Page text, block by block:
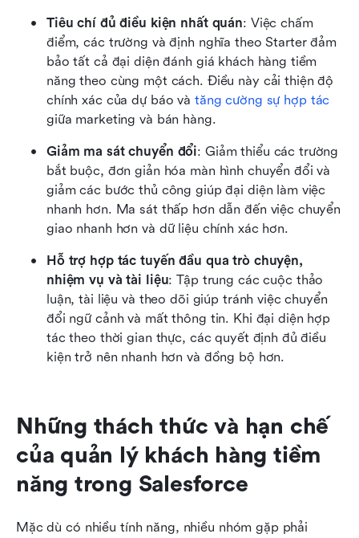
Tiêu chí đủ điều kiện nhất quán: Việc chấm
điểm, các trường và định nghĩa theo Starter đảm
bảo tất cả đại diện đánh giá khách hàng tiềm
năng theo cùng một cách. Điều này cải thiện độ
chính xác của dự báo và tăng cường sự hợp tác
giữa marketing và bán hàng.
Giảm ma sát chuyển đổi: Giảm thiểu các trường
bắt buộc, đơn giản hóa màn hình chuyển đổi và
giảm các bước thủ công giúp đại diện làm việc
nhanh hơn. Ma sát thấp hơn dẫn đến việc chuyển
giao nhanh hơn và dữ liệu chính xác hơn.
Hỗ trợ hợp tác tuyến đầu qua trò chuyện,
nhiệm vụ và tài liệu: Tập trung các cuộc thảo
luận, tài liệu và theo dõi giúp tránh việc chuyển
đổi ngữ cảnh và mất thông tin. Khi đại diện hợp
tác theo thời gian thực, các quyết định đủ điều
kiện trở nên nhanh hơn và đồng bộ hơn.
Những thách thức và hạn chế
của quản lý khách hàng tiềm
năng trong Salesforce
Mặc dù có nhiều tính năng, nhiều nhóm gặp phải